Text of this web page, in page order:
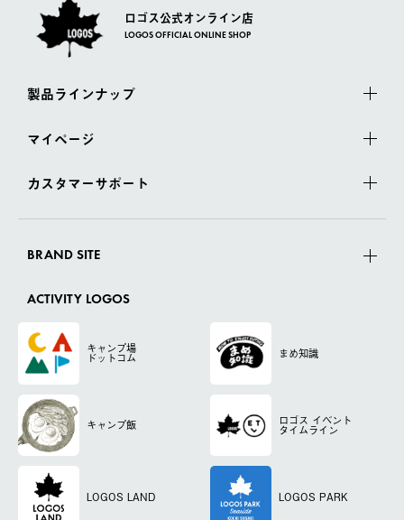
ロゴス公式オンライン店
LOGOS OFFICIAL ONLINE SHOP
製品ラインナップ
マイページ
カスタマーサポート
BRAND SITE
ACTIVITY LOGOS
キャンプ場
ドットコム まめ知識
キャンプ飯 ロゴス イベント
タイムライン
LOGOS LAND LOGOS PARK